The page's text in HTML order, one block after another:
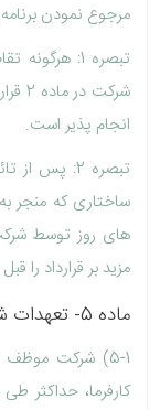
مرجوع نمودن
تبصره 1:
انجام پذیر است.
تبصره 2: پس
ساختاری که منجر
های روز توسط
مزید بر قرارداد را
ماده 5- تعهدات شرکت
5-1) شرکت
کارفرما، حداکثر